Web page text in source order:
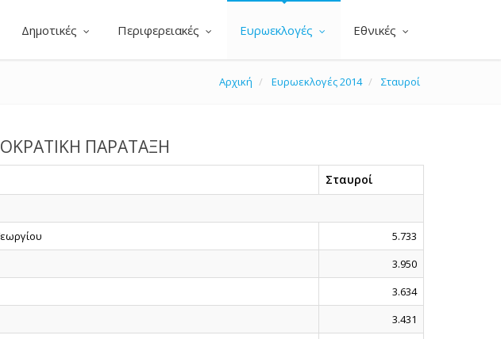
Δημοτικές Περιφερειακές Ευρωεκλογές Εθνικές
Αρχική Ευρωεκλογές 2014 Σταυροί
ΠΑΡΑΤΑΞΗ
Σταυροί
5.733
3.950
3.634
3.431